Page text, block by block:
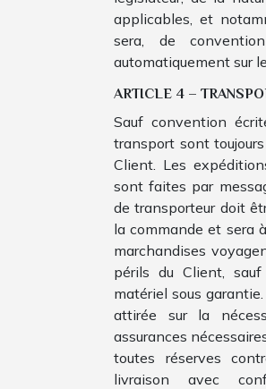
applicables, et
sera, de
automatiquement sur
ARTICLE 4 –
Sauf convention
transport sont
Client. Les
sont faites par
de transporteur doit
la commande et sera
marchandises
périls du Client,
matériel sous
attirée sur la
assurances
toutes réserves
livraison avec